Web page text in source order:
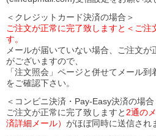
＜クレジットカード決済の場合＞
ご注文が正常に完了致しますと＜ご注
す。
メールが届いていない場合、ご注文
がございますので、
「注文照会」ページと併せてメール
をご確認下さい。
＜コンビニ決済・Pay-Easy決済の場合
ご注文が正常に完了致しますと 2通の
済詳細メール） がほぼ同時に送信され